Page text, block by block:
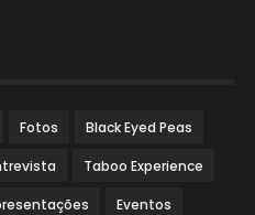
Fotos Black Eyed Peas
Taboo Experience
Eventos